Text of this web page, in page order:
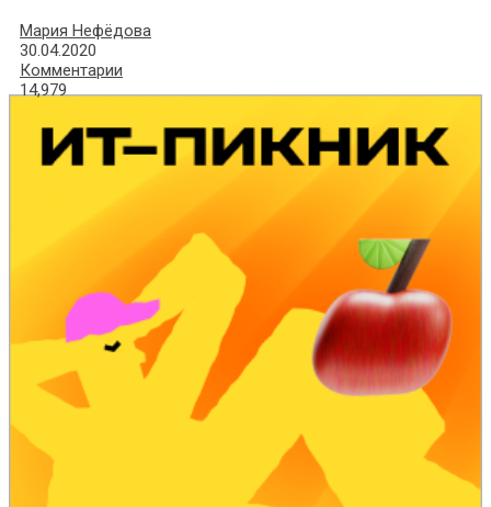
Мария Нефёдова
30.04.2020
Комментарии
14,979